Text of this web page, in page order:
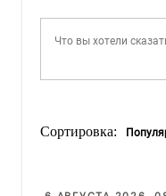
Сортировка: